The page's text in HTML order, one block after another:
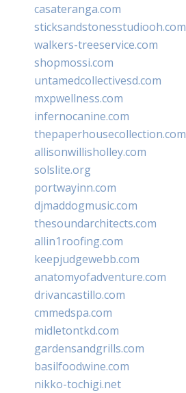
casateranga.com
sticksandstonesstudiooh.com
walkers-treeservice.com
shopmossi.com
untamedcollectivesd.com
mxpwellness.com
infernocanine.com
thepaperhousecollection.com
allisonwillisholley.com
solslite.org
portwayinn.com
djmaddogmusic.com
thesoundarchitects.com
allin1roofing.com
keepjudgewebb.com
anatomyofadventure.com
drivancastillo.com
cmmedspa.com
midletontkd.com
gardensandgrills.com
basilfoodwine.com
nikko-tochigi.net